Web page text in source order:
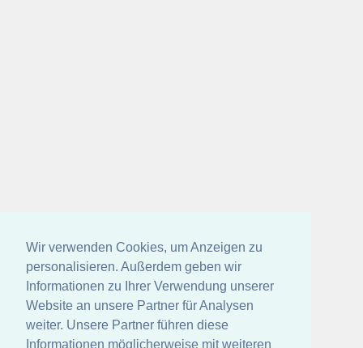
Wir verwenden Cookies, um Anzeigen zu
personalisieren. Außerdem geben wir
Informationen zu Ihrer Verwendung unserer
Website an unsere Partner für Analysen
weiter. Unsere Partner führen diese
Informationen möglicherweise mit weiteren